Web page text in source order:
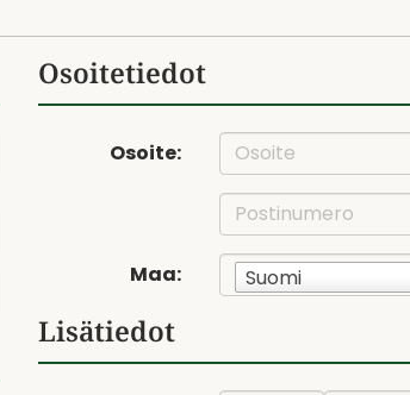
Osoitetiedot
Osoite:
Maa: Suomi
Lisätiedot